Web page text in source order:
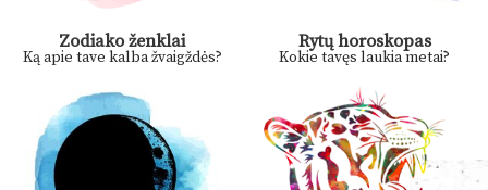
Zodiako ženklai
Ką apie tave kalba žvaigždės?
Rytų horoskopas
Kokie tavęs laukia metai?